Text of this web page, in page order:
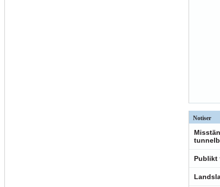
Notiser
Publikt